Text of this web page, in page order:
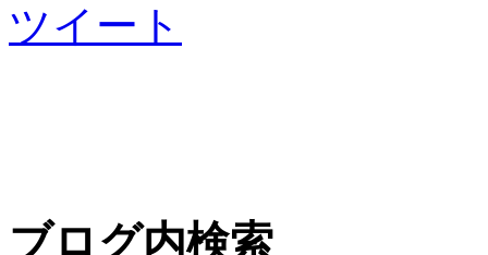
ツイート
ブログ内検索